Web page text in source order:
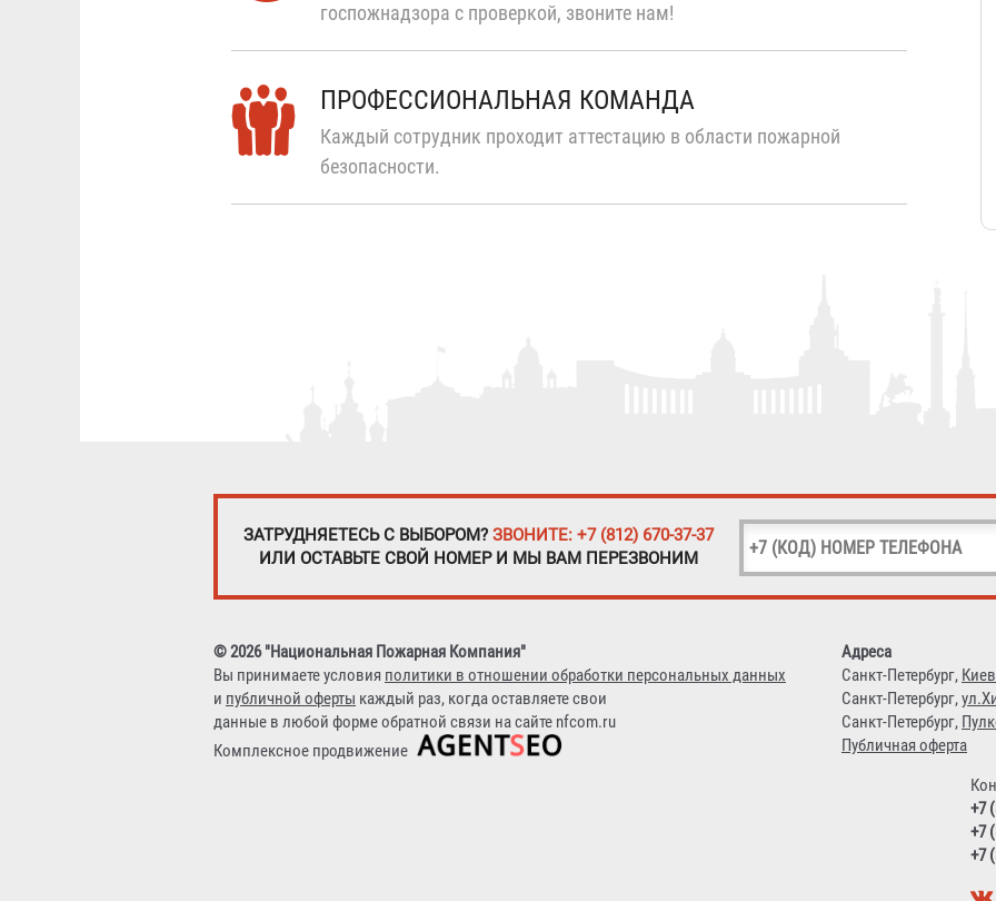
госпожнадзора с проверкой, звоните нам!
ПРОФЕССИОНАЛЬНАЯ КОМАНДА
Каждый сотрудник проходит аттестацию в области пожарной
безопасности.
ЗАТРУДНЯЕТЕСЬ С ВЫБОРОМ? ЗВОНИТЕ: +7 (812) 670-37-37
ИЛИ ОСТАВЬТЕ СВОЙ НОМЕР И МЫ ВАМ ПЕРЕЗВОНИМ
© 2026 "Национальная Пожарная Компания"
Вы принимаете условия политики в отношении обработки персональных данных
и публичной оферты каждый раз, когда оставляете свои
данные в любой форме обратной связи на сайте nfcom.ru
Комплексное продвижение
Адреса
Санкт-Петербург,
Санкт-Петербург,
Санкт-Петербург,
Публичная оферта
+7
+7
+7